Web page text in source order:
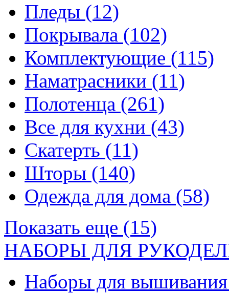
Пледы (12)
Покрывала (102)
Комплектующие (115)
Наматрасники (11)
Полотенца (261)
Все для кухни (43)
Скатерть (11)
Шторы (140)
Одежда для дома (58)
Показать еще (15)
НАБОРЫ ДЛЯ
Наборы для